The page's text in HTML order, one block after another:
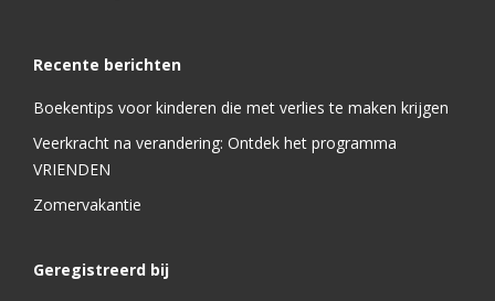
Recente berichten
Boekentips voor kinderen die met verlies te maken krijgen
Veerkracht na verandering: Ontdek het programma
VRIENDEN
Zomervakantie
Geregistreerd bij